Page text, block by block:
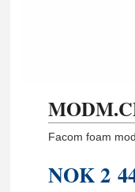
Facom foam
NOK2